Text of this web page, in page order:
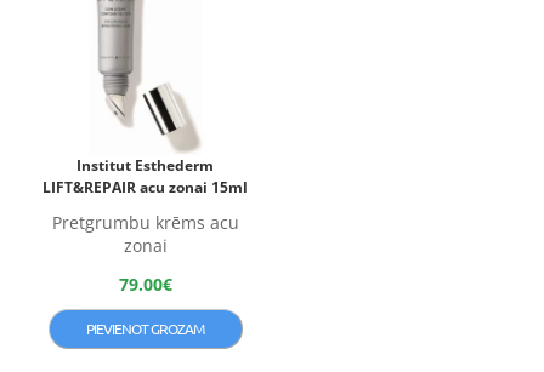
Institut Esthederm
LIFT&REPAIR acu zonai 15ml
Pretgrumbu krēms acu
zonai
79.00€
PIEVIENOT GROZAM